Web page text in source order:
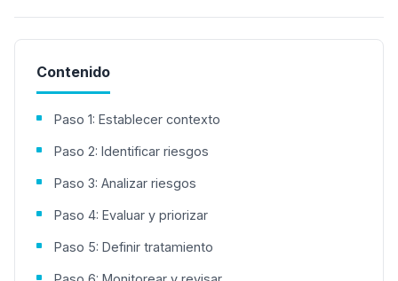
Contenido
Paso 1: Establecer contexto
Paso 2: Identificar riesgos
Paso 3: Analizar riesgos
Paso 4: Evaluar y priorizar
Paso 5: Definir tratamiento